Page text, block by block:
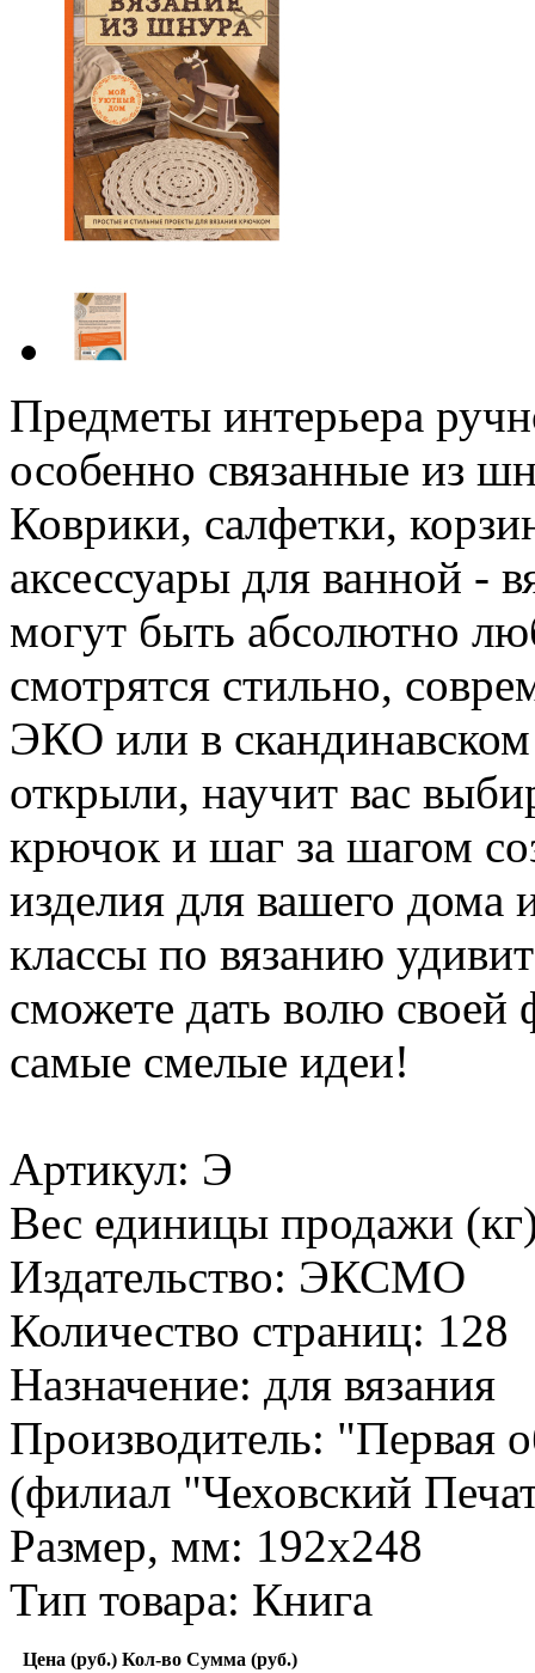
Предметы интерьера
особенно связанные из
Коврики, салфетки,
аксессуары для ванной -
могут быть абсолютно
смотрятся стильно,
ЭКО или в
открыли, научит вас
крючок и шаг за шагом
изделия для вашего дома
классы по вязанию
сможете дать волю
самые смелые идеи!
Артикул: Э
Вес единицы продажи
Издательство: ЭКСМО
Количество страниц: 128
Назначение: для вязания
Производитель: "Первая
(филиал "Чеховский
Размер, мм: 192x248
Тип товара: Книга
Цена (руб.) Кол-во Сумма (руб.)